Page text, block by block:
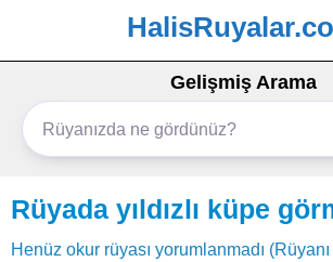
Gelişmiş Arama
Rüyada yıldızlı küpe
Henüz okur rüyası yorumlanmadı